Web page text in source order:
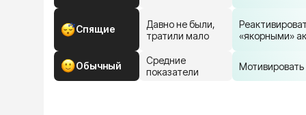
Спящие
Обычный
Давно не были,
тратили мало
Средние
показатели
«якорными»
Мотивировать